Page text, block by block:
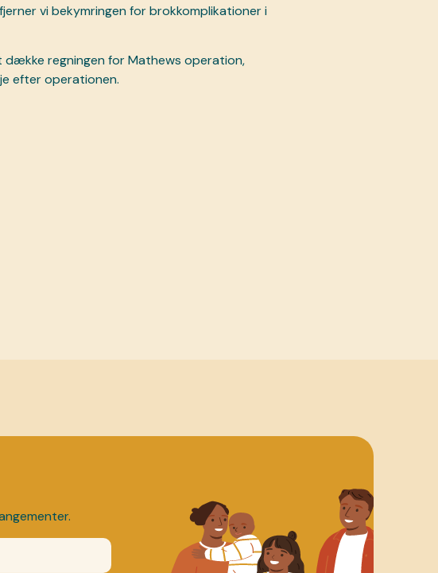
vi bekymringen for brokkomplikationer i
dække regningen for Mathews operation,
efter operationen.